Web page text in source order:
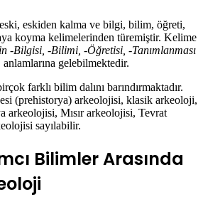
eskiden kalma ve bilgi, bilim, öğreti,
koyma kelimelerinden türemiştir. Kelime
-Bilgisi, -Bilimi, -Öğretisi, -Tanımlanması
anlamlarına gelebilmektedir.
farklı bilim dalını barındırmaktadır.
(prehistorya) arkeolojisi, klasik arkeoloji,
arkeolojisi, Mısır arkeolojisi, Tevrat
sayılabilir.
Bilimler Arasında